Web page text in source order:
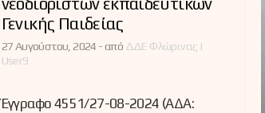
Γενικής Παιδείας
27 Αυγούστου, 2024 -από ΔΔΕ Φλώρινας |
User9
Έγγραφο 4551/27-08-2024 (ΑΔΑ: